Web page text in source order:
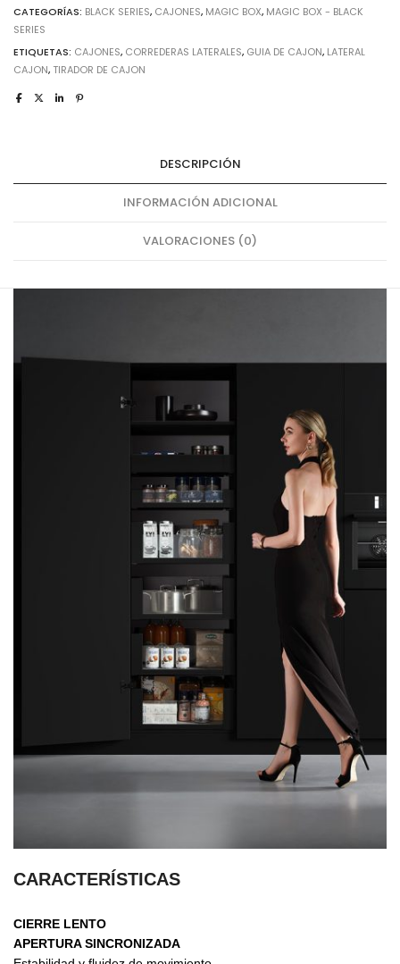
CATEGORÍAS: BLACK SERIES, CAJONES, MAGIC BOX, MAGIC BOX - BLACK
SERIES
ETIQUETAS: CAJONES, CORREDERAS LATERALES, GUIA DE CAJON, LATERAL
CAJON, TIRADOR DE CAJON
DESCRIPCIÓN
INFORMACIÓN ADICIONAL
VALORACIONES (0)
CARACTERÍSTICAS
CIERRE LENTO
APERTURA SINCRONIZADA